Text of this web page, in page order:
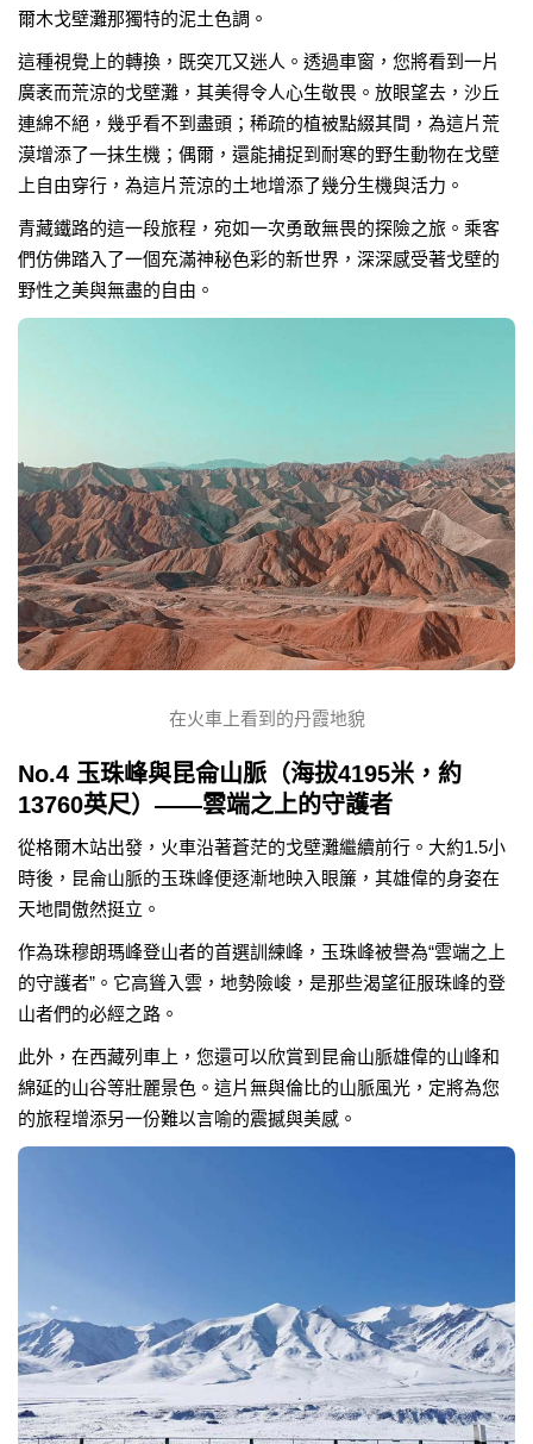
爾木戈壁灘那獨特的泥土色調。
這種視覺上的轉換，既突兀又迷人。透過車窗，您將看到一片
廣袤而荒涼的戈壁灘，其美得令人心生敬畏。放眼望去，沙丘
連綿不絕，幾乎看不到盡頭；稀疏的植被點綴其間，為這片荒
漠增添了一抹生機；偶爾，還能捕捉到耐寒的野生動物在戈壁
上自由穿行，為這片荒涼的土地增添了幾分生機與活力。
青藏鐵路的這一段旅程，宛如一次勇敢無畏的探險之旅。乘客
們仿佛踏入了一個充滿神秘色彩的新世界，深深感受著戈壁的
野性之美與無盡的自由。
在火車上看到的丹霞地貌
No.4 玉珠峰與昆侖山脈（海拔4195米，約
13760英尺）——雲端之上的守護者
從格爾木站出發，火車沿著蒼茫的戈壁灘繼續前行。大約1.5小
時後，昆侖山脈的玉珠峰便逐漸地映入眼簾，其雄偉的身姿在
天地間傲然挺立。
作為珠穆朗瑪峰登山者的首選訓練峰，玉珠峰被譽為“雲端之上
的守護者”。它高聳入雲，地勢險峻，是那些渴望征服珠峰的登
山者們的必經之路。
此外，在西藏列車上，您還可以欣賞到昆侖山脈雄偉的山峰和
綿延的山谷等壯麗景色。這片無與倫比的山脈風光，定將為您
的旅程增添另一份難以言喻的震撼與美感。